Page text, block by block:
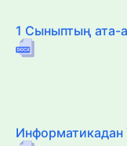
1 Сыныптың ата-
Информатикадан